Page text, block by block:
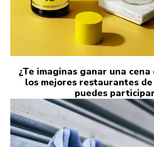
¿Te imaginas ganar una cena
los mejores restaurantes de
puedes participar